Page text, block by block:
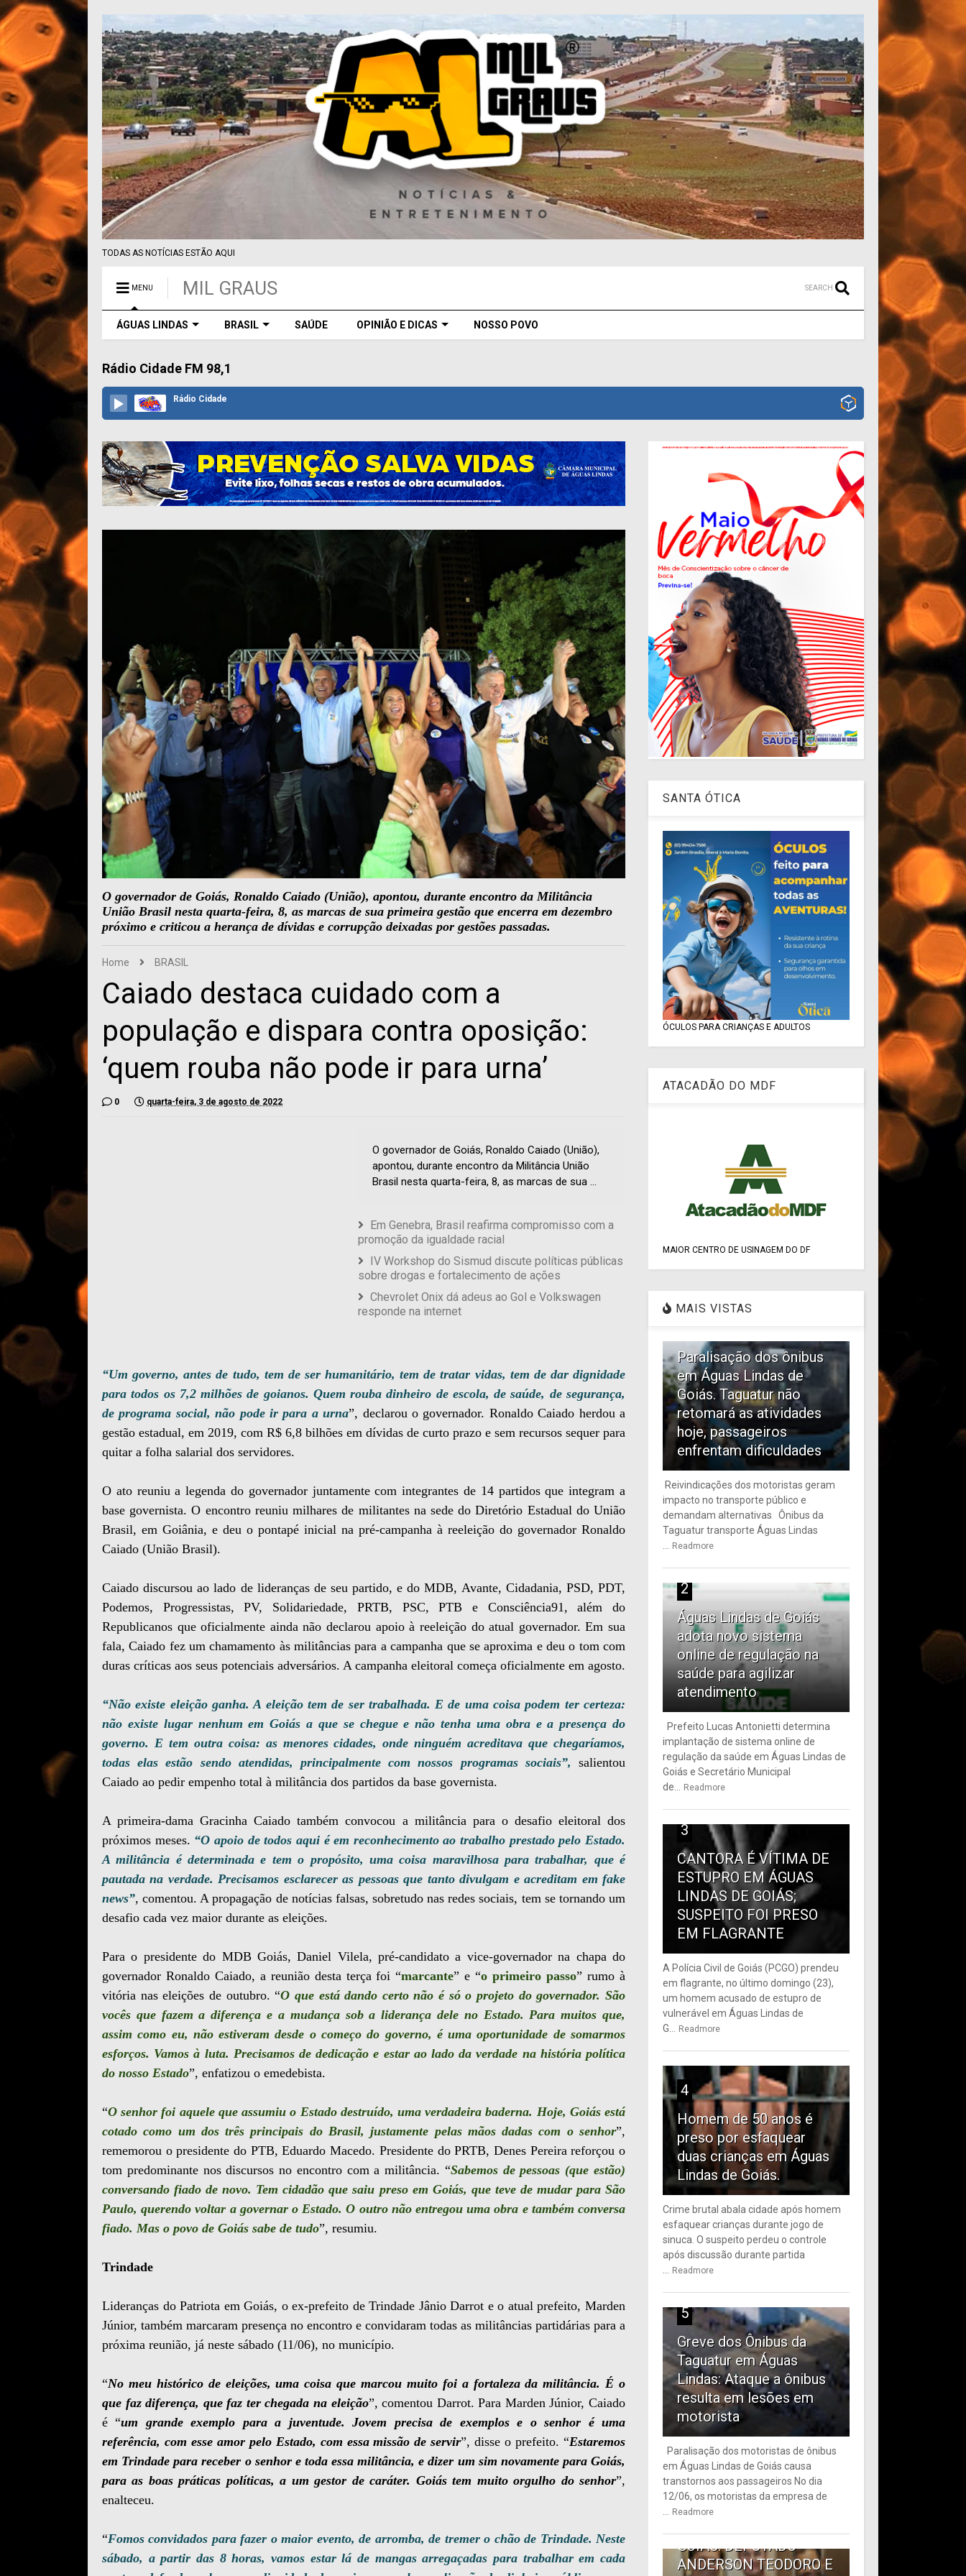
TODAS AS NOTÍCIAS ESTÃO AQUI
MENU MIL GRAUS SEARCH
ÁGUAS LINDAS BRASIL SAÚDE OPINIÃO E DICAS NOSSO POVO
Rádio Cidade FM 98,1
Rádio Cidade
O governador de Goiás, Ronaldo Caiado (União), apontou, durante encontro da Militância
União Brasil nesta quarta-feira, 8, as marcas de sua primeira gestão que encerra em dezembro
próximo e criticou a herança de dívidas e corrupção deixadas por gestões passadas.
Home BRASIL
Caiado destaca cuidado com a
população e dispara contra oposição:
‘quem rouba não pode ir para urna’
0 quarta-feira, 3 de agosto de 2022
O governador de Goiás, Ronaldo Caiado (União),
apontou, durante encontro da Militância União
Brasil nesta quarta-feira, 8, as marcas de sua ...
Em Genebra, Brasil reafirma compromisso com a
promoção da igualdade racial
IV Workshop do Sismud discute políticas públicas
sobre drogas e fortalecimento de ações
Chevrolet Onix dá adeus ao Gol e Volkswagen
responde na internet
“Um governo, antes de tudo, tem de ser humanitário, tem de tratar vidas, tem de dar dignidade
para todos os 7,2 milhões de goianos. Quem rouba dinheiro de escola, de saúde, de segurança,
de programa social, não pode ir para a urna”, declarou o governador. Ronaldo Caiado herdou a
gestão estadual, em 2019, com R$ 6,8 bilhões em dívidas de curto prazo e sem recursos sequer para
quitar a folha salarial dos servidores.
O ato reuniu a legenda do governador juntamente com integrantes de 14 partidos que integram a
base governista. O encontro reuniu milhares de militantes na sede do Diretório Estadual do União
Brasil, em Goiânia, e deu o pontapé inicial na pré-campanha à reeleição do governador Ronaldo
Caiado (União Brasil).
Caiado discursou ao lado de lideranças de seu partido, e do MDB, Avante, Cidadania, PSD, PDT,
Podemos, Progressistas, PV, Solidariedade, PRTB, PSC, PTB e Consciência91, além do
Republicanos que oficialmente ainda não declarou apoio à reeleição do atual governador. Em sua
fala, Caiado fez um chamamento às militâncias para a campanha que se aproxima e deu o tom com
duras críticas aos seus potenciais adversários. A campanha eleitoral começa oficialmente em agosto.
“Não existe eleição ganha. A eleição tem de ser trabalhada. E de uma coisa podem ter certeza:
não existe lugar nenhum em Goiás a que se chegue e não tenha uma obra e a presença do
governo. E tem outra coisa: as menores cidades, onde ninguém acreditava que chegaríamos,
todas elas estão sendo atendidas, principalmente com nossos programas sociais”, salientou
Caiado ao pedir empenho total à militância dos partidos da base governista.
A primeira-dama Gracinha Caiado também convocou a militância para o desafio eleitoral dos
próximos meses. “O apoio de todos aqui é em reconhecimento ao trabalho prestado pelo Estado.
A militância é determinada e tem o propósito, uma coisa maravilhosa para trabalhar, que é
pautada na verdade. Precisamos esclarecer as pessoas que tanto divulgam e acreditam em fake
news”, comentou. A propagação de notícias falsas, sobretudo nas redes sociais, tem se tornando um
desafio cada vez maior durante as eleições.
Para o presidente do MDB Goiás, Daniel Vilela, pré-candidato a vice-governador na chapa do
governador Ronaldo Caiado, a reunião desta terça foi “marcante” e “o primeiro passo” rumo à
vitória nas eleições de outubro. “O que está dando certo não é só o projeto do governador. São
vocês que fazem a diferença e a mudança sob a liderança dele no Estado. Para muitos que,
assim como eu, não estiveram desde o começo do governo, é uma oportunidade de somarmos
esforços. Vamos à luta. Precisamos de dedicação e estar ao lado da verdade na história política
do nosso Estado”, enfatizou o emedebista.
“O senhor foi aquele que assumiu o Estado destruído, uma verdadeira baderna. Hoje, Goiás está
cotado como um dos três principais do Brasil, justamente pelas mãos dadas com o senhor”,
rememorou o presidente do PTB, Eduardo Macedo. Presidente do PRTB, Denes Pereira reforçou o
tom predominante nos discursos no encontro com a militância. “Sabemos de pessoas (que estão)
conversando fiado de novo. Tem cidadão que saiu preso em Goiás, que teve de mudar para São
Paulo, querendo voltar a governar o Estado. O outro não entregou uma obra e também conversa
fiado. Mas o povo de Goiás sabe de tudo”, resumiu.
Trindade
Lideranças do Patriota em Goiás, o ex-prefeito de Trindade Jânio Darrot e o atual prefeito, Marden
Júnior, também marcaram presença no encontro e convidaram todas as militâncias partidárias para a
próxima reunião, já neste sábado (11/06), no município.
“No meu histórico de eleições, uma coisa que marcou muito foi a fortaleza da militância. É o
que faz diferença, que faz ter chegada na eleição”, comentou Darrot. Para Marden Júnior, Caiado
é “um grande exemplo para a juventude. Jovem precisa de exemplos e o senhor é uma
referência, com esse amor pelo Estado, com essa missão de servir”, disse o prefeito. “Estaremos
em Trindade para receber o senhor e toda essa militância, e dizer um sim novamente para Goiás,
para as boas práticas políticas, a um gestor de caráter. Goiás tem muito orgulho do senhor”,
enalteceu.
“Fomos convidados para fazer o maior evento, de arromba, de tremer o chão de Trindade. Neste
sábado, a partir das 8 horas, vamos estar lá de mangas arregaçadas para trabalhar em cada
SANTA ÓTICA
ÓCULOS PARA CRIANÇAS E ADULTOS
ATACADÃO DO MDF
MAIOR CENTRO DE USINAGEM DO DF
MAIS VISTAS
Paralisação dos ônibus
em Águas Lindas de
Goiás. Taguatur não
retomará as atividades
hoje, passageiros
enfrentam dificuldades
Reivindicações dos motoristas geram
impacto no transporte público e
demandam alternativas Ônibus da
Taguatur transporte Águas Lindas
Readmore
2
Águas Lindas de Goiás
adota novo sistema
online de regulação na
saúde para agilizar
atendimento
Prefeito Lucas Antonietti determina
implantação de sistema online de
regulação da saúde em Águas Lindas de
Goiás e Secretário Municipal
de...
Readmore
3
CANTORA É VÍTIMA DE
ESTUPRO EM ÁGUAS
LINDAS DE GOIÁS;
SUSPEITO FOI PRESO
EM FLAGRANTE
A Polícia Civil de Goiás (PCGO) prendeu
em flagrante, no último domingo (23),
um homem acusado de estupro de
vulnerável em Águas Lindas de
G...
Readmore
4
Homem de 50 anos é
preso por esfaquear
duas crianças em Águas
Lindas de Goiás.
Crime brutal abala cidade após homem
esfaquear crianças durante jogo de
sinuca. O suspeito perdeu o controle
após discussão durante partida
Readmore
5
Greve dos Ônibus da
Taguatur em Águas
Lindas: Ataque a ônibus
resulta em lesões em
motorista
Paralisação dos motoristas de ônibus
em Águas Lindas de Goiás causa
transtornos aos passageiros No dia
12/06, os motoristas da empresa de
Readmore
6
TRANSPORTE PÚBLICO
GOIÁS: DEPUTADO
ANDERSON TEODORO E